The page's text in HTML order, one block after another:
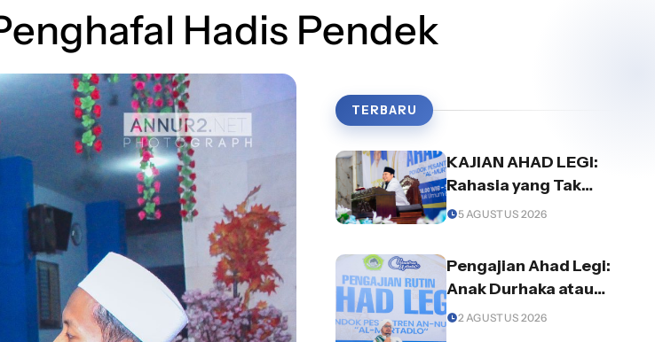
Hadis Pendek
TERBARU
KAJIAN AHAD LEGI:
Rahasia yang Tak
Semua Orang Mampu
5 AGUSTUS 2026
Pengajian Ahad Legi:
Anak Durhaka atau
Orang Tua yang
2 AGUSTUS 2026